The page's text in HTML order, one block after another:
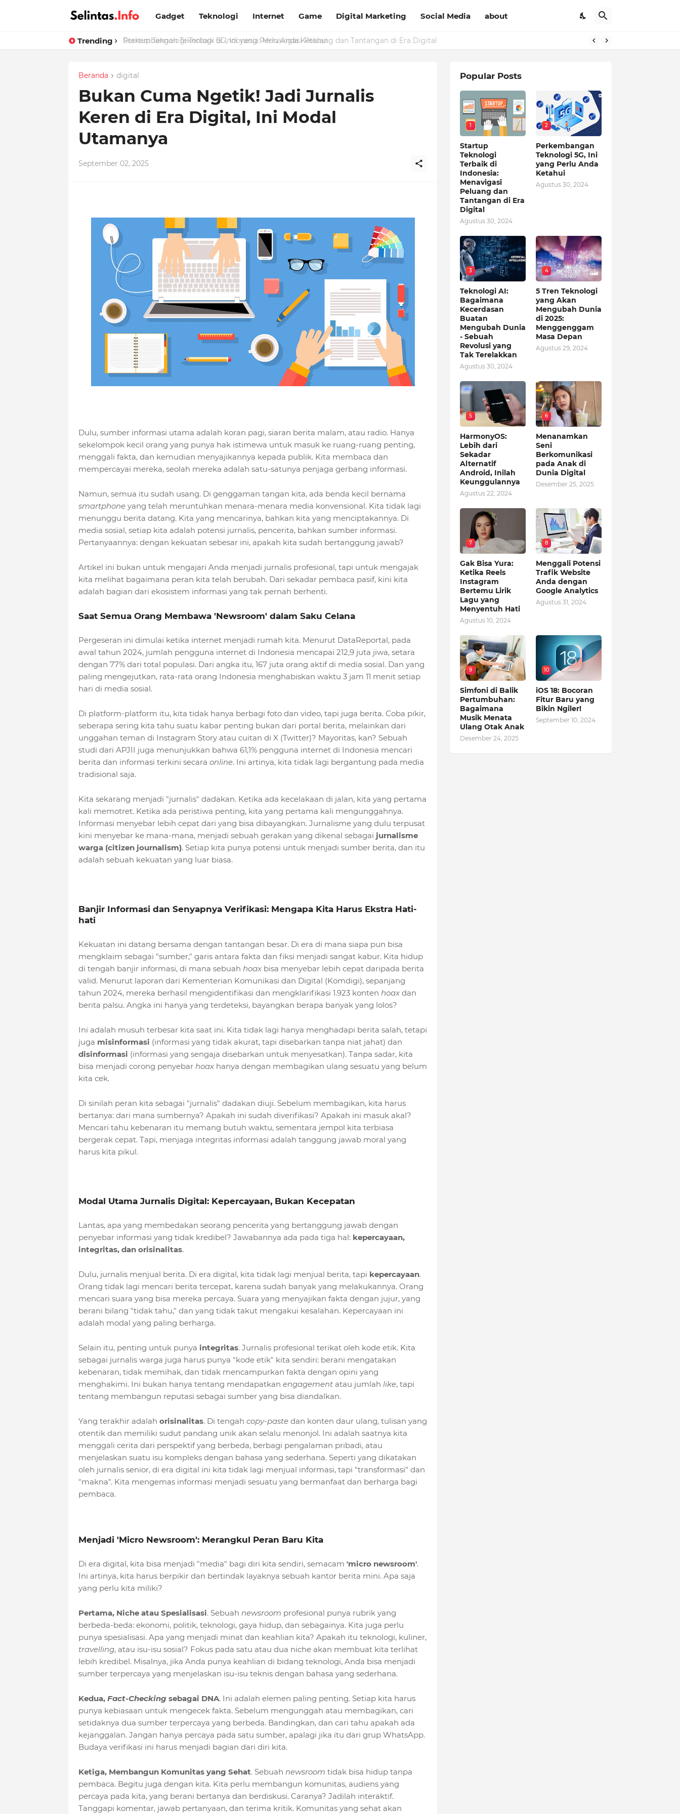
Gadget Teknologi Internet Game Digital Marketing Social Media about
Trending Perkembangan Teknologi 5G, Ini yang Perlu Anda Ketahui
Beranda digital
Bukan Cuma Ngetik! Jadi Jurnalis
Keren di Era Digital, Ini Modal
Utamanya
September 02, 2025
Dulu, sumber informasi utama adalah koran pagi, siaran berita malam, atau radio. Hanya
sekelompok kecil orang yang punya hak istimewa untuk masuk ke ruang-ruang penting,
menggali fakta, dan kemudian menyajikannya kepada publik. Kita membaca dan
mempercayai mereka, seolah mereka adalah satu-satunya penjaga gerbang informasi.
Namun, semua itu sudah usang. Di genggaman tangan kita, ada benda kecil bernama
smartphone yang telah meruntuhkan menara-menara media konvensional. Kita tidak lagi
menunggu berita datang. Kita yang mencarinya, bahkan kita yang menciptakannya. Di
media sosial, setiap kita adalah potensi jurnalis, pencerita, bahkan sumber informasi.
Pertanyaannya: dengan kekuatan sebesar ini, apakah kita sudah bertanggung jawab?
Artikel ini bukan untuk mengajari Anda menjadi jurnalis profesional, tapi untuk mengajak
kita melihat bagaimana peran kita telah berubah. Dari sekadar pembaca pasif, kini kita
adalah bagian dari ekosistem informasi yang tak pernah berhenti.
Saat Semua Orang Membawa 'Newsroom' dalam Saku Celana
Pergeseran ini dimulai ketika internet menjadi rumah kita. Menurut DataReportal, pada
awal tahun 2024, jumlah pengguna internet di Indonesia mencapai 212,9 juta jiwa, setara
dengan 77% dari total populasi. Dari angka itu, 167 juta orang aktif di media sosial. Dan yang
paling mengejutkan, rata-rata orang Indonesia menghabiskan waktu 3 jam 11 menit setiap
hari di media sosial.
Di platform-platform itu, kita tidak hanya berbagi foto dan video, tapi juga berita. Coba pikir,
seberapa sering kita tahu suatu kabar penting bukan dari portal berita, melainkan dari
unggahan teman di Instagram Story atau cuitan di X (Twitter)? Mayoritas, kan? Sebuah
studi dari APJII juga menunjukkan bahwa 61,1% pengguna internet di Indonesia mencari
berita dan informasi terkini secara online. Ini artinya, kita tidak lagi bergantung pada media
tradisional saja.
Kita sekarang menjadi "jurnalis" dadakan. Ketika ada kecelakaan di jalan, kita yang pertama
kali memotret. Ketika ada peristiwa penting, kita yang pertama kali mengunggahnya.
Informasi menyebar lebih cepat dari yang bisa dibayangkan. Jurnalisme yang dulu terpusat
kini menyebar ke mana-mana, menjadi sebuah gerakan yang dikenal sebagai jurnalisme
warga (citizen journalism). Setiap kita punya potensi untuk menjadi sumber berita, dan itu
adalah sebuah kekuatan yang luar biasa.
Banjir Informasi dan Senyapnya Verifikasi: Mengapa Kita Harus Ekstra Hati-
hati
Kekuatan ini datang bersama dengan tantangan besar. Di era di mana siapa pun bisa
mengklaim sebagai "sumber," garis antara fakta dan fiksi menjadi sangat kabur. Kita hidup
di tengah banjir informasi, di mana sebuah hoax bisa menyebar lebih cepat daripada berita
valid. Menurut laporan dari Kementerian Komunikasi dan Digital (Komdigi), sepanjang
tahun 2024, mereka berhasil mengidentifikasi dan mengklarifikasi 1.923 konten hoax dan
berita palsu. Angka ini hanya yang terdeteksi, bayangkan berapa banyak yang lolos?
Ini adalah musuh terbesar kita saat ini. Kita tidak lagi hanya menghadapi berita salah, tetapi
juga misinformasi (informasi yang tidak akurat, tapi disebarkan tanpa niat jahat) dan
disinformasi (informasi yang sengaja disebarkan untuk menyesatkan). Tanpa sadar, kita
bisa menjadi corong penyebar hoax hanya dengan membagikan ulang sesuatu yang belum
kita cek.
Di sinilah peran kita sebagai "jurnalis" dadakan diuji. Sebelum membagikan, kita harus
bertanya: dari mana sumbernya? Apakah ini sudah diverifikasi? Apakah ini masuk akal?
Mencari tahu kebenaran itu memang butuh waktu, sementara jempol kita terbiasa
bergerak cepat. Tapi, menjaga integritas informasi adalah tanggung jawab moral yang
harus kita pikul.
Modal Utama Jurnalis Digital: Kepercayaan, Bukan Kecepatan
Lantas, apa yang membedakan seorang pencerita yang bertanggung jawab dengan
penyebar informasi yang tidak kredibel? Jawabannya ada pada tiga hal: kepercayaan,
integritas, dan orisinalitas.
Dulu, jurnalis menjual berita. Di era digital, kita tidak lagi menjual berita, tapi kepercayaan.
Orang tidak lagi mencari berita tercepat, karena sudah banyak yang melakukannya. Orang
mencari suara yang bisa mereka percaya. Suara yang menyajikan fakta dengan jujur, yang
berani bilang "tidak tahu," dan yang tidak takut mengakui kesalahan. Kepercayaan ini
adalah modal yang paling berharga.
Selain itu, penting untuk punya integritas. Jurnalis profesional terikat oleh kode etik. Kita
sebagai jurnalis warga juga harus punya "kode etik" kita sendiri: berani mengatakan
kebenaran, tidak memihak, dan tidak mencampurkan fakta dengan opini yang
menghakimi. Ini bukan hanya tentang mendapatkan engagement atau jumlah like, tapi
tentang membangun reputasi sebagai sumber yang bisa diandalkan.
Yang terakhir adalah orisinalitas. Di tengah copy-paste dan konten daur ulang, tulisan yang
otentik dan memiliki sudut pandang unik akan selalu menonjol. Ini adalah saatnya kita
menggali cerita dari perspektif yang berbeda, berbagi pengalaman pribadi, atau
menjelaskan suatu isu kompleks dengan bahasa yang sederhana. Seperti yang dikatakan
oleh jurnalis senior, di era digital ini kita tidak lagi menjual informasi, tapi "transformasi" dan
"makna". Kita mengemas informasi menjadi sesuatu yang bermanfaat dan berharga bagi
pembaca.
Menjadi 'Micro Newsroom': Merangkul Peran Baru Kita
Di era digital, kita bisa menjadi "media" bagi diri kita sendiri, semacam 'micro newsroom'.
Ini artinya, kita harus berpikir dan bertindak layaknya sebuah kantor berita mini. Apa saja
yang perlu kita miliki?
Pertama, Niche atau Spesialisasi. Sebuah newsroom profesional punya rubrik yang
berbeda-beda: ekonomi, politik, teknologi, gaya hidup, dan sebagainya. Kita juga perlu
punya spesialisasi. Apa yang menjadi minat dan keahlian kita? Apakah itu teknologi, kuliner,
travelling, atau isu-isu sosial? Fokus pada satu atau dua niche akan membuat kita terlihat
lebih kredibel. Misalnya, jika Anda punya keahlian di bidang teknologi, Anda bisa menjadi
sumber terpercaya yang menjelaskan isu-isu teknis dengan bahasa yang sederhana.
Kedua, Fact-Checking sebagai DNA. Ini adalah elemen paling penting. Setiap kita harus
punya kebiasaan untuk mengecek fakta. Sebelum mengunggah atau membagikan, cari
setidaknya dua sumber terpercaya yang berbeda. Bandingkan, dan cari tahu apakah ada
kejanggalan. Jangan hanya percaya pada satu sumber, apalagi jika itu dari grup WhatsApp.
Budaya verifikasi ini harus menjadi bagian dari diri kita.
Ketiga, Membangun Komunitas yang Sehat. Sebuah newsroom tidak bisa hidup tanpa
pembaca. Begitu juga dengan kita. Kita perlu membangun komunitas, audiens yang
percaya pada kita, yang berani bertanya dan berdiskusi. Caranya? Jadilah interaktif.
Tanggapi komentar, jawab pertanyaan, dan terima kritik. Komunitas yang sehat akan
Popular Posts
1
Startup
Teknologi
Terbaik di
Indonesia:
Menavigasi
Peluang dan
Tantangan di Era
Digital
Agustus 30, 2024
2
Perkembangan
Teknologi 5G, Ini
yang Perlu Anda
Ketahui
Agustus 30, 2024
3
Teknologi AI:
Bagaimana
Kecerdasan
Buatan
Mengubah Dunia
- Sebuah
Revolusi yang
Tak Terelakkan
Agustus 30, 2024
4
5 Tren Teknologi
yang Akan
Mengubah Dunia
di 2025:
Menggenggam
Masa Depan
Agustus 29, 2024
5
HarmonyOS:
Lebih dari
Sekadar
Alternatif
Android, Inilah
Keunggulannya
Agustus 22, 2024
6
Menanamkan
Seni
Berkomunikasi
pada Anak di
Dunia Digital
Desember 25, 2025
7
Gak Bisa Yura:
Ketika Reels
Instagram
Bertemu Lirik
Lagu yang
Menyentuh Hati
Agustus 10, 2024
8
Menggali Potensi
Trafik Website
Anda dengan
Google Analytics
Agustus 31, 2024
9
Simfoni di Balik
Pertumbuhan:
Bagaimana
Musik Menata
Ulang Otak Anak
Desember 24, 2025
10
iOS 18: Bocoran
Fitur Baru yang
Bikin Ngiler!
September 10, 2024